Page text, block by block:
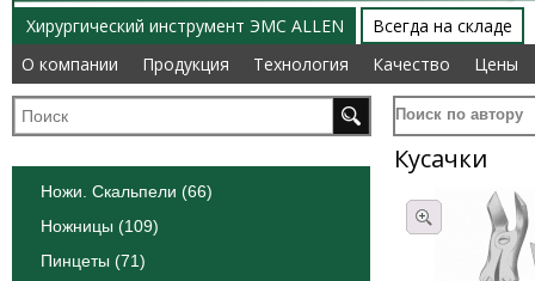
Хирургический инструмент ЭМС ALLEN
О компании
Продукция Технология Качество Цены
Всегда на складе
О компании
Продукция Технология Качество Цены
Поиск по автору
Ножи. Скальпели (66)
Ножницы (109)
Пинцеты (71)
Кусачки